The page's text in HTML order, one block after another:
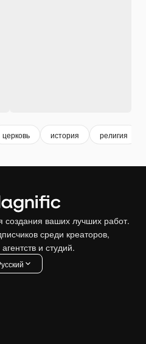
церковь история религия
ваших лучших работ.
среди креаторов,
и студий.